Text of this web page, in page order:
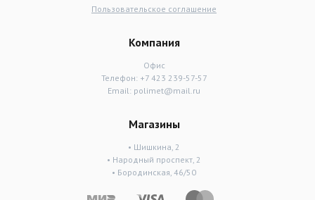
Пользовательское соглашение
Компания
Офис
Телефон: +7 423 239-57-57
Email: polimet@mail.ru
Магазины
• Шишкина, 2
• Народный проспект, 2
• Бородинская, 46/50